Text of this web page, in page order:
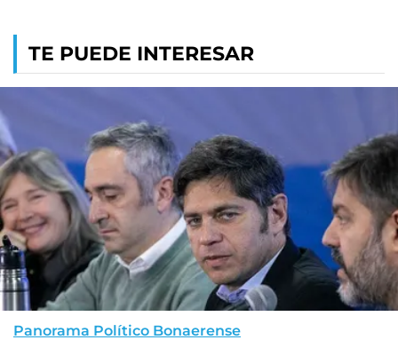
TE PUEDE INTERESAR
Panorama Político Bonaerense